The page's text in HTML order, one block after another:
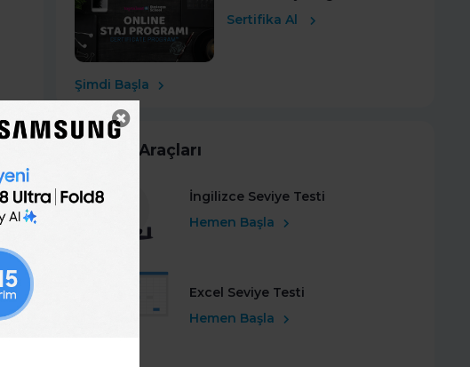
Sertifika Al
Şimdi Başla
Kariyer Araçları
İngilizce Seviye Testi
Hemen Başla
Excel Seviye Testi
Hemen Başla